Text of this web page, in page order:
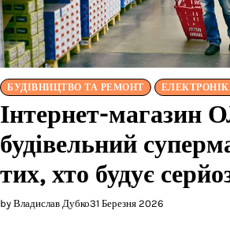
БУДІВНИЦТВО ТА РЕМОНТ
Інтернет-магазин
будівельний
тих, хто будує
by Владислав Дубко31 Березня 2026